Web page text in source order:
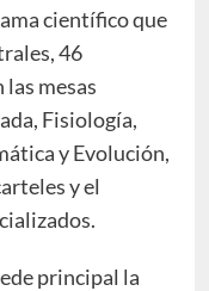
científico que
46
mesas
Fisiología,
y Evolución,
y el
principal la